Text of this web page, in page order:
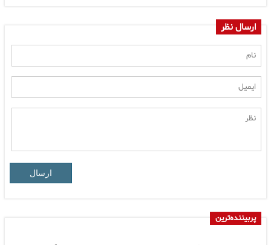
ارسال نظر
ارسال
پربیننده‌ترین